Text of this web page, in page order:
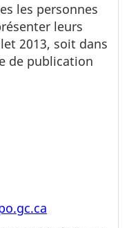
les personnes
leurs
2013, soit dans
de publication